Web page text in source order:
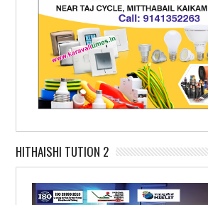
HITHAISHI TUTION 2